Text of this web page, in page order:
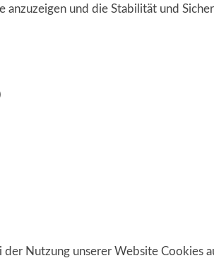
und die Stabilität und
Nutzung unserer Website Cookies